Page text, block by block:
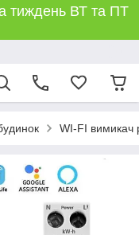
тиждень ВТ та ПТ
WI-FI вимикач